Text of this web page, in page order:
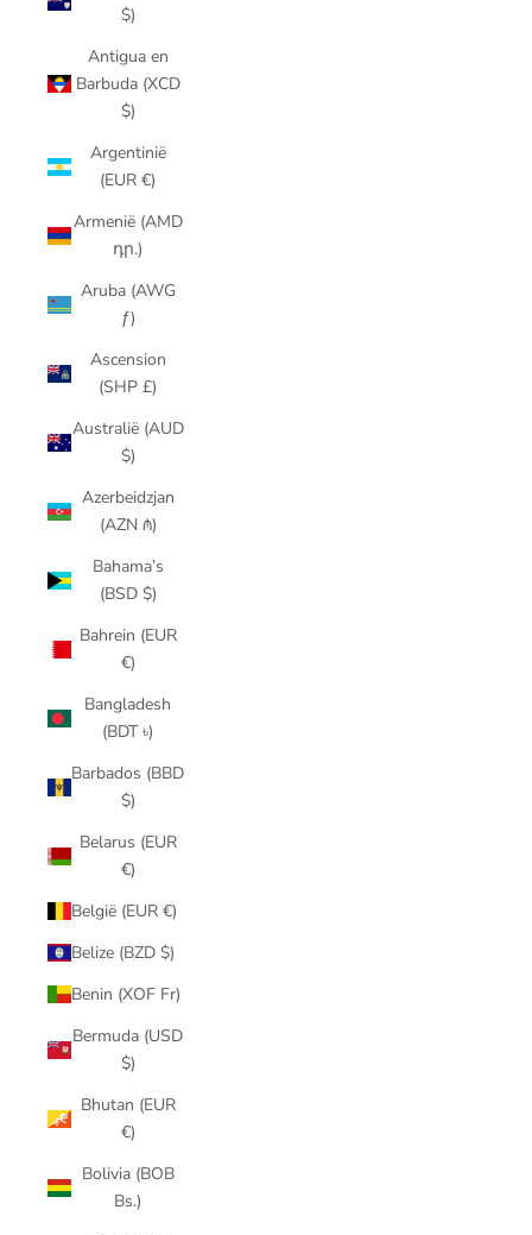
$)
Antigua en
Barbuda (XCD
$)
Argentinië
(EUR €)
Armenië (AMD
դր.)
Aruba (AWG
ƒ)
Ascension
(SHP £)
Australië (AUD
$)
Azerbeidzjan
(AZN ₼)
Bahama’s
(BSD $)
Bahrein (EUR
€)
Bangladesh
(BDT ৳)
Barbados (BBD
$)
Belarus (EUR
€)
België (EUR €)
Belize (BZD $)
Benin (XOF Fr)
Bermuda (USD
$)
Bhutan (EUR
€)
Bolivia (BOB
Bs.)